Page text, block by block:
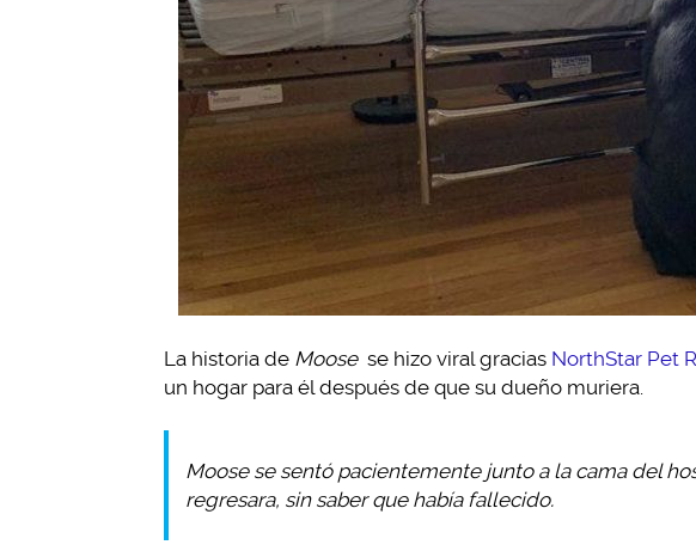
La historia de Moose se hizo viral gracias NorthStar Pet
un hogar para él después de que su dueño muriera.
Moose se sentó pacientemente junto a la cama del
regresara, sin saber que había fallecido.